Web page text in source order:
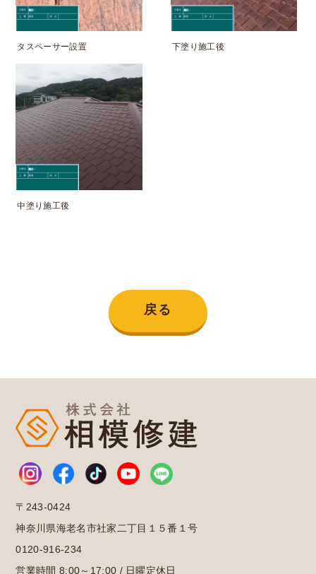
タスペーサー設置 下塗り施工後
中塗り施工後
戻る
〒243-0424
神奈川県海老名市社家二丁目１５番１号
0120-916-234
営業時間 8:00～17:00 / 日曜定休日